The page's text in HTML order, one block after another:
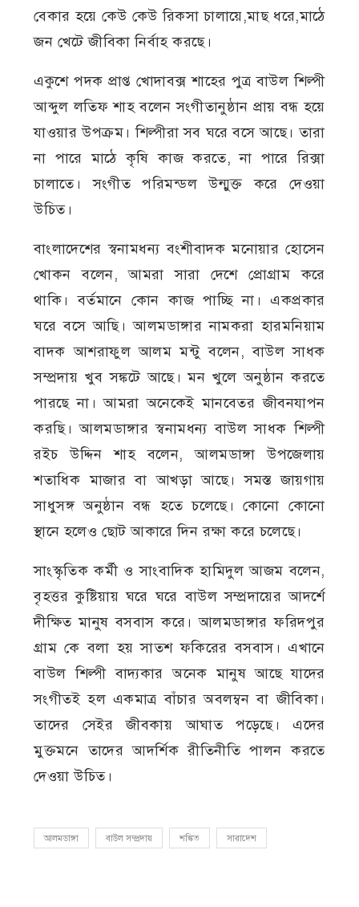
বেকার হয়ে কেউ কেউ রিকসা চালায়ে,মাছ ধরে,মাঠে
জন খেটে জীবিকা নির্বাহ করছে।
একুশে পদক প্রাপ্ত খোদাবক্স শাহের পুত্র বাউল শিল্পী
আব্দুল লতিফ শাহ বলেন সংগীতানুষ্ঠান প্রায় বন্ধ হয়ে
যাওয়ার উপক্রম। শিল্পীরা সব ঘরে বসে আছে। তারা
না পারে মাঠে কৃষি কাজ করতে, না পারে রিক্সা
চালাতে। সংগীত পরিমন্ডল উন্মুক্ত করে দেওয়া
উচিত।
বাংলাদেশের স্বনামধন্য বংশীবাদক মনোয়ার হোসেন
খোকন বলেন, আমরা সারা দেশে প্রোগ্রাম করে
থাকি। বর্তমানে কোন কাজ পাচ্ছি না। একপ্রকার
ঘরে বসে আছি। আলমডাঙ্গার নামকরা হারমনিয়াম
বাদক আশরাফুল আলম মন্টু বলেন, বাউল সাধক
সম্প্রদায় খুব সঙ্কটে আছে। মন খুলে অনুষ্ঠান করতে
পারছে না। আমরা অনেকেই মানবেতর জীবনযাপন
করছি। আলমডাঙ্গার স্বনামধন্য বাউল সাধক শিল্পী
রইচ উদ্দিন শাহ বলেন, আলমডাঙ্গা উপজেলায়
শতাধিক মাজার বা আখড়া আছে। সমস্ত জায়গায়
সাধুসঙ্গ অনুষ্ঠান বন্ধ হতে চলেছে। কোনো কোনো
স্থানে হলেও ছোট আকারে দিন রক্ষা করে চলেছে।
সাংস্কৃতিক কর্মী ও সাংবাদিক হামিদুল আজম বলেন,
বৃহত্তর কুষ্টিয়ায় ঘরে ঘরে বাউল সম্প্রদায়ের আদর্শে
দীক্ষিত মানুষ বসবাস করে। আলমডাঙ্গার ফরিদপুর
গ্রাম কে বলা হয় সাতশ ফকিরের বসবাস। এখানে
বাউল শিল্পী বাদ্যকার অনেক মানুষ আছে যাদের
সংগীতই হল একমাত্র বাঁচার অবলম্বন বা জীবিকা।
তাদের সেইর জীবকায় আঘাত পড়েছে। এদের
মুক্তমনে তাদের আদর্শিক রীতিনীতি পালন করতে
দেওয়া উচিত।
আলমডাঙ্গা বাউল সম্প্রদায় শঙ্কিত সারাদেশ